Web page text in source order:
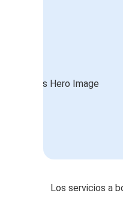
Los servicios a